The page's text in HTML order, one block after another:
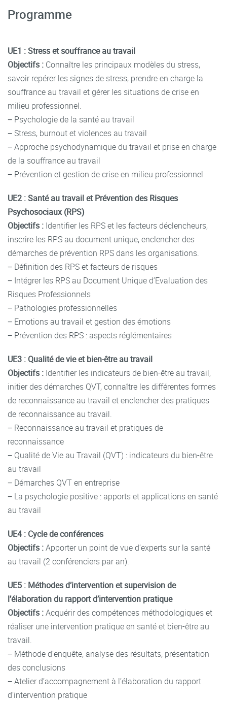
Programme
UE1 : Stress et souffrance au travail
Objectifs : Connaître les principaux modèles du stress,
savoir repérer les signes de stress, prendre en charge la
souffrance au travail et gérer les situations de crise en
milieu professionnel.
− Psychologie de la santé au travail
− Stress, burnout et violences au travail
− Approche psychodynamique du travail et prise en charge
de la souffrance au travail
− Prévention et gestion de crise en milieu professionnel
UE2 : Santé au travail et Prévention des Risques
Psychosociaux (RPS)
Objectifs : Identifier les RPS et les facteurs déclencheurs,
inscrire les RPS au document unique, enclencher des
démarches de prévention RPS dans les organisations.
− Définition des RPS et facteurs de risques
− Intégrer les RPS au Document Unique d’Evaluation des
Risques Professionnels
− Pathologies professionnelles
− Emotions au travail et gestion des émotions
− Prévention des RPS : aspects réglémentaires
UE3 : Qualité de vie et bien-être au travail
Objectifs : Identifier les indicateurs de bien-être au travail,
initier des démarches QVT, connaître les différentes formes
de reconnaissance au travail et enclencher des pratiques
de reconnaissance au travail.
− Reconnaissance au travail et pratiques de
reconnaissance
− Qualité de Vie au Travail (QVT) : indicateurs du bien-être
au travail
− Démarches QVT en entreprise
− La psychologie positive : apports et applications en santé
au travail
UE4 : Cycle de conférences
Objectifs :Apporter un point de vue d’experts sur la santé
au travail (2 conférenciers par an).
UE5 : Méthodes d’intervention et supervision de
l’élaboration du rapport d’intervention pratique
Objectifs :Acquérir des compétences méthodologiques et
réaliser une intervention pratique en santé et bien-être au
travail.
− Méthode d’enquête, analyse des résultats, présentation
des conclusions
− Atelier d’accompagnement à l’élaboration du rapport
d’intervention pratique